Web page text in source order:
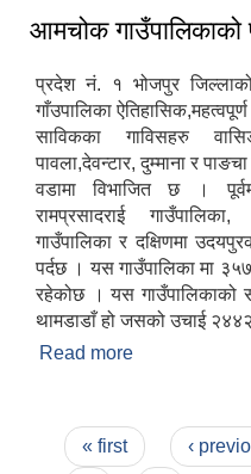
आमचोक गाउँपालिकाको
प्रदेश नं. १ भोजपुर
गाँउपालिका
साविकका गाविसहरु
पावला,देवन्टार, दुम्माना र
वडामा विभाजित छ ।
रामप्रसादराई
गाउँपालिका र दक्षिणमा
पर्दछ । यस गाउँपालिका मा
रहेकोछ । यस गाउँपालिकाको
थामडाडाँ हो जसको उचाई
Read more
Pages
« first ‹